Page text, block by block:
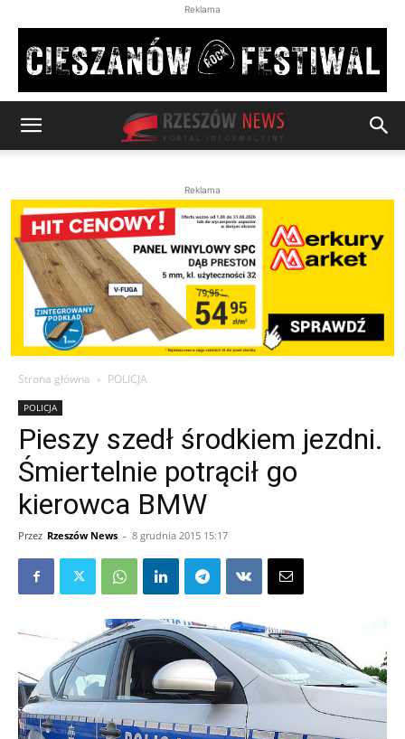
Reklama
Reklama
Strona główna POLICJA
POLICJA
Pieszy szedł środkiem jezdni.
Śmiertelnie potrącił go
kierowca BMW
Przez Rzeszów News - 8 grudnia 2015 15:17